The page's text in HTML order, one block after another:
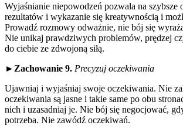
Wyjaśnianie niepowodzeń pozwala na szybsze
rezultatów i wykazanie się kreatywnością i
Prowadź rozmowy odważnie, nie bój się
Nie unikaj prawdziwych problemów, prędzej
do ciebie ze zdwojoną siłą.
► Zachowanie 9. Precyzuj oczekiwania
Ujawniaj i wyjaśniaj swoje oczekiwania. Nie
oczekiwania są jasne i takie same po obu
nich i uzasadniaj je. Nie bój się negocjować,
potrzeba. Nie zawódź oczekiwań.